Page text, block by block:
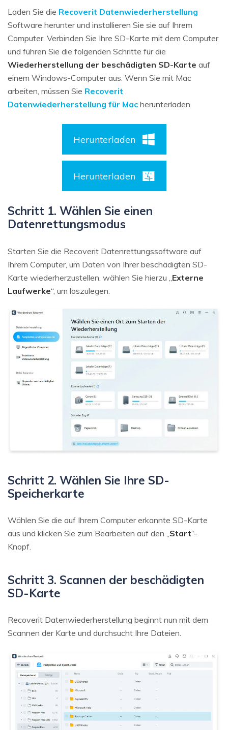
Laden Sie die Recoverit Datenwiederherstellung
Software herunter und installieren Sie sie auf Ihrem
Computer. Verbinden Sie Ihre SD-Karte mit dem Computer
und führen Sie die folgenden Schritte für die
Wiederherstellung der beschädigten SD-Karte auf
einem Windows-Computer aus. Wenn Sie mit Mac
arbeiten, müssen Sie Recoverit
Datenwiederherstellung für Mac herunterladen.
Herunterladen
Herunterladen
Schritt 1. Wählen Sie einen
Datenrettungsmodus
Starten Sie die Recoverit Datenrettungssoftware auf
Ihrem Computer, um Daten von Ihrer beschädigten SD-
Karte wiederherzustellen. wählen Sie hierzu „ Externe
Laufwerke“, um loszulegen.
Schritt 2. Wählen Sie Ihre SD-
Speicherkarte
Wählen Sie die auf Ihrem Computer erkannte SD-Karte
aus und klicken Sie zum Bearbeiten auf den „ Start“-
Knopf.
Schritt 3. Scannen der beschädigten
SD-Karte
Recoverit Datenwiederherstellung beginnt nun mit dem
Scannen der Karte und durchsucht Ihre Dateien.